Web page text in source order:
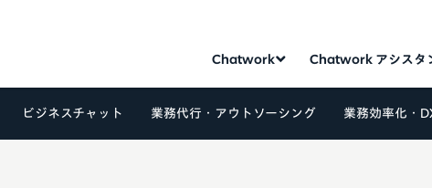
Chatwork Chatwork アシスタ
ビジネスチャット 業務代行・アウトソーシング 業務効率化・